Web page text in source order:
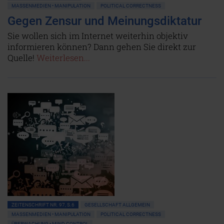
MASSENMEDIEN • MANIPULATION
POLITICAL CORRECTNESS
Gegen Zensur und Meinungsdiktatur
Sie wollen sich im Internet weiterhin objektiv
informieren können? Dann gehen Sie direkt zur
Quelle! Weiterlesen...
ZEITENSCHRIFT NR. 97, S.6
GESELLSCHAFT ALLGEMEIN
MASSENMEDIEN • MANIPULATION
POLITICAL CORRECTNESS